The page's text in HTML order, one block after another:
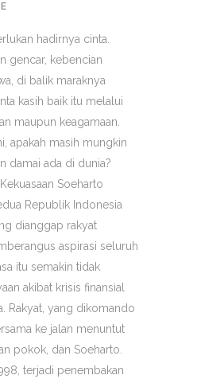
hadirnya cinta.
gencar, kebencian
di balik maraknya
kasih baik itu melalui
maupun keagamaan.
apakah masih mungkin
damai ada di dunia?
Soeharto
Republik Indonesia
dianggap rakyat
aspirasi seluruh
itu semakin tidak
akibat krisis finansial
Rakyat, yang dikomando
ke jalan menuntut
pokok, dan Soeharto.
terjadi penembakan